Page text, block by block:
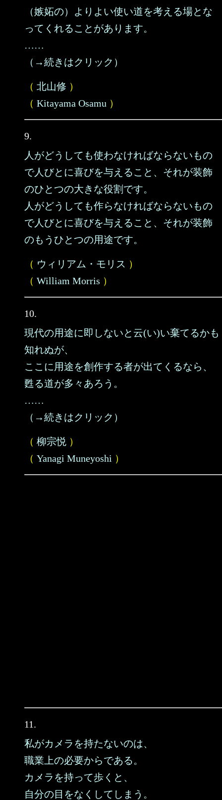
（嫉妬の）よりよい使い道を考える場とな
ってくれることがあります。
……
（→続きはクリック）
（ 北山修 ）
（ Kitayama Osamu ）
9.
人がどうしても使わなければならないもの
で人びとに喜びを与えること、それが装飾
のひとつの大きな役割です。
人がどうしても作らなければならないもの
で人びとに喜びを与えること、それが装飾
のもうひとつの用途です。
（ ウィリアム・モリス ）
（ William Morris ）
10.
現代の用途に即しないと云(い)い棄てるかも
知れぬが、
ここに用途を創作する者が出てくるなら、
甦る道が多々あろう。
……
（→続きはクリック）
（ 柳宗悦 ）
（ Yanagi Muneyoshi ）
11.
私がカメラを持たないのは、
職業上の必要からである。
カメラを持って歩くと、
自分の目をなくしてしまう。